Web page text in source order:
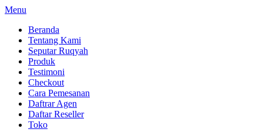
Lompat
konten
Menu
Beranda
Tentang Kami
Seputar Ruqyah
Produk
Testimoni
Checkout
Cara Pemesanan
Daftrar Agen
Daftar Reseller
Toko